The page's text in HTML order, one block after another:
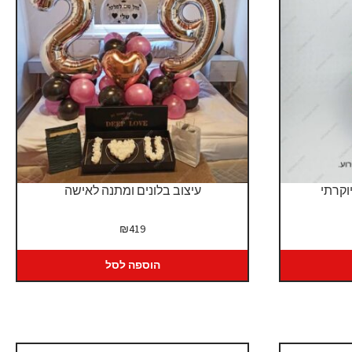
עיצוב בלונים ומתנה לאישה
₪419
הוספה לסל